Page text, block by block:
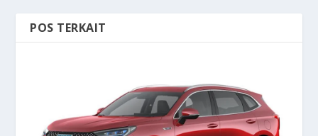
POS TERKAIT